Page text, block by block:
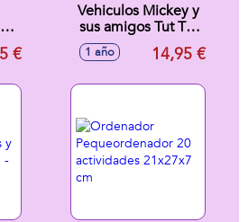
€
Vehiculos Mickey y
sus amigos Tut Tut
Bolidos con luces y
sonidos 9x12x6 cm
1 año 14,95 €